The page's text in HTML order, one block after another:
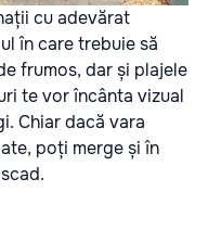
cu adevărat
în care trebuie să
frumos, dar și plajele
te vor încânta vizual
Chiar dacă vara
poți merge și în